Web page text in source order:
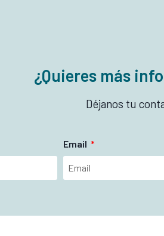
¿Quieres más
Déjanos tu
Email